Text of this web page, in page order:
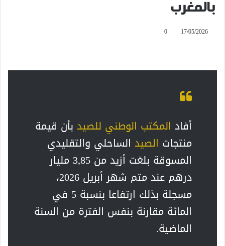
بالمغرب
17/05/2026
0
أفاد المكتب الوطني للصيد بأن قيمة
منتجات الصيد الساحلي والتقليدي
المسوقة بلغت أزيد من 3,85 مليار
درهم عند متم شهر أبريل 2026،
مسجلة بذلك ارتفاعا بنسبة 5 في
المائة مقارنة بنفس الفترة من السنة
الماضية.